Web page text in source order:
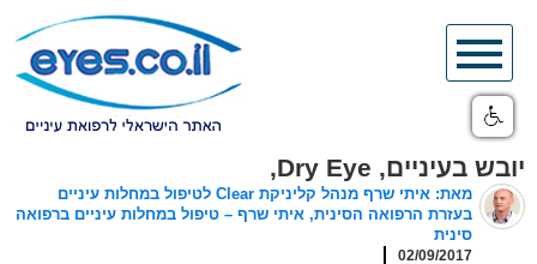
Skip
content
יובש בעיניים, Dry Eye,
מאת: איתי שרף מנהל קליניקת Clear לטיפול במחלות עיניים
בעזרת הרפואה הסינית, איתי שרף – טיפול במחלות עיניים ברפואה
סינית
02/09/2017